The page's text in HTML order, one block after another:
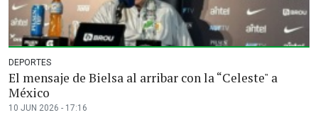
DEPORTES
El mensaje de Bielsa al arribar con la “Celeste" a
México
10 JUN 2026 - 17:16